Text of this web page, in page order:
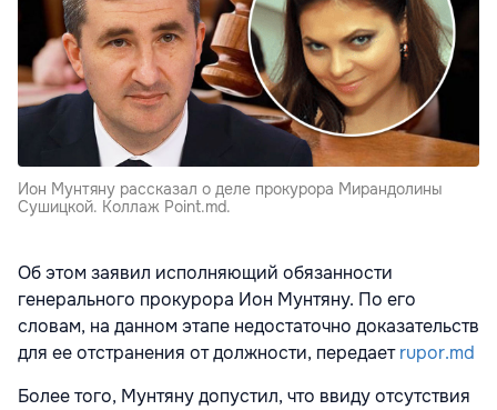
Ион Мунтяну рассказал о деле прокурора Мирандолины
Сушицкой. Коллаж Point.md.
Об этом заявил исполняющий обязанности
генерального прокурора Ион Мунтяну. По его
словам, на данном этапе недостаточно доказательств
для ее отстранения от должности, передаетrupor.md
Более того, Мунтяну допустил, что ввиду отсутствия